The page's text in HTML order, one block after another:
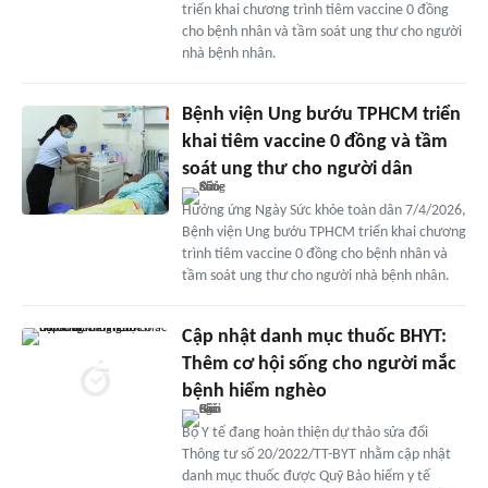
triển khai chương trình tiêm vaccine 0 đồng
cho bệnh nhân và tầm soát ung thư cho người
nhà bệnh nhân.
Bệnh viện Ung bướu TPHCM triển
khai tiêm vaccine 0 đồng và tầm
soát ung thư cho người dân
Hưởng ứng Ngày Sức khỏe toàn dân 7/4/2026,
Bệnh viện Ung bướu TPHCM triển khai chương
trình tiêm vaccine 0 đồng cho bệnh nhân và
tầm soát ung thư cho người nhà bệnh nhân.
Cập nhật danh mục thuốc BHYT:
Thêm cơ hội sống cho người mắc
bệnh hiểm nghèo
Bộ Y tế đang hoàn thiện dự thảo sửa đổi
Thông tư số 20/2022/TT-BYT nhằm cập nhật
danh mục thuốc được Quỹ Bảo hiểm y tế